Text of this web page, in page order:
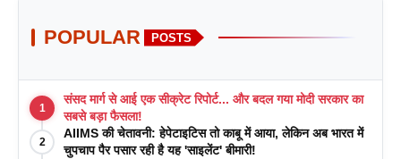
POPULAR POSTS
1
संसद मार्ग से आई एक सीक्रेट रिपोर्ट... और बदल गया मोदी सरकार का
सबसे बड़ा फैसला!
2
AIIMS की चेतावनी: हेपेटाइटिस तो काबू में आया, लेकिन अब भारत में
चुपचाप पैर पसार रही है यह 'साइलेंट' बीमारी!